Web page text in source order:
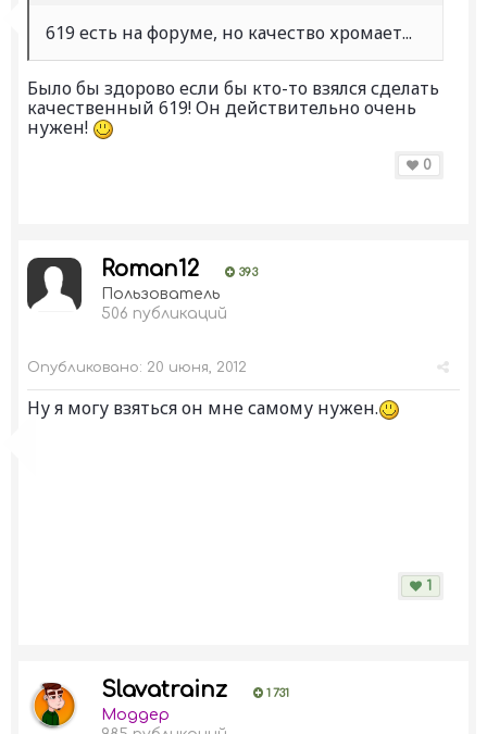
619 есть на форуме, но качество хромает...
Было бы здорово если бы кто-то взялся сделать
качественный 619! Он действительно очень
нужен!
0
Roman12 393
Пользователь
506 публикаций
Опубликовано: 20 июня, 2012
Ну я могу взяться он мне самому нужен.
1
Slavatrainz 1 731
Моддер